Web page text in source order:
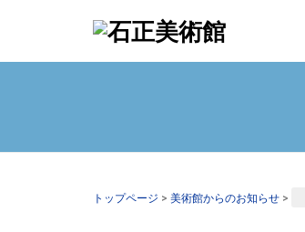
トップページ > 美術館からのお知らせ >